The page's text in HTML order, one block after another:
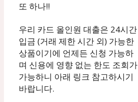
또 하나!!
우리 카드 올인원 대출은 24시간
입금 (거래 제한 시간 외) 가능한
상품이기에 언제든 신청 가능하
며 신용에 영향 없는 한도 조회가
가능하니 아래 링크 참고하시기
바랍니다.